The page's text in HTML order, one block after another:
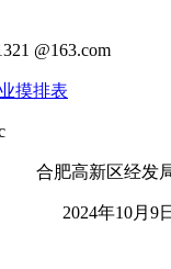
@163.com
摸排表
合肥高新区经发
2024年10月9